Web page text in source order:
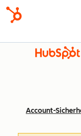
Account-